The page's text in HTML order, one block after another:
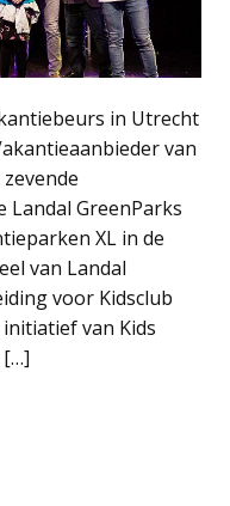
in Utrecht
van
Landal GreenParks
XL in de
van Landal
voor Kidsclub
van Kids
[…]